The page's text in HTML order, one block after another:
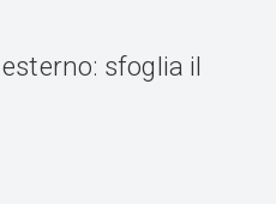
sfoglia il